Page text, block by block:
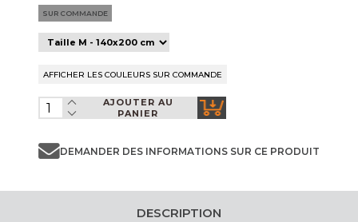
SUR COMMANDE
AJOUTER AU
PANIER
DEMANDER DES INFORMATIONS SUR CE PRODUIT
DESCRIPTION